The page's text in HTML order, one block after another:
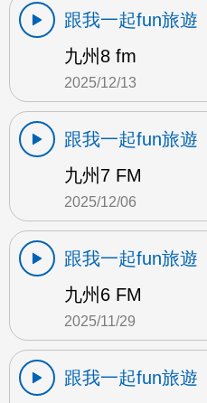
跟我一起fun旅遊
九州8 fm
2025/12/13
跟我一起fun旅遊
九州7 FM
2025/12/06
跟我一起fun旅遊
九州6 FM
2025/11/29
跟我一起fun旅遊